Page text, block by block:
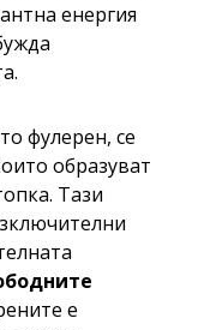
енергия
фулерен, се
образуват
Тази
е